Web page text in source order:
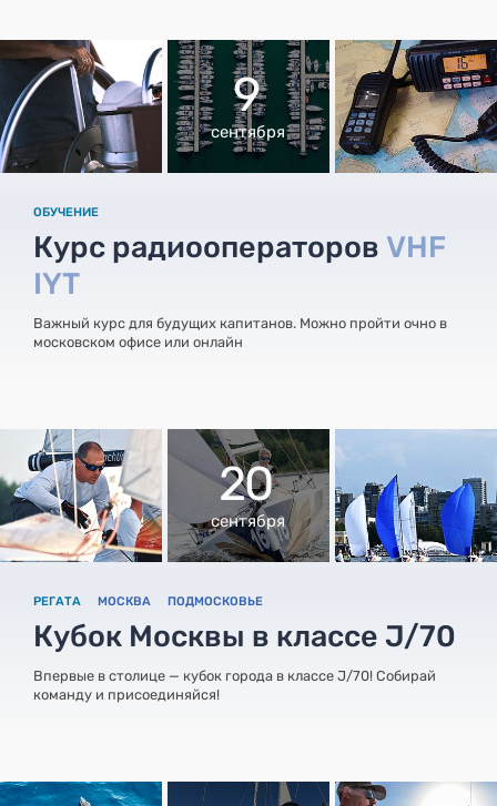
9
сентября
ОБУЧЕНИЕ
Курс радиооператоров VHF
IYT
Важный курс для будущих капитанов. Можно пройти очно в
московском офисе или онлайн
20
сентября
РЕГАТА МОСКВА ПОДМОСКОВЬЕ
Кубок Москвы в классе J/70
Впервые в столице — кубок города в классе J/70! Собирай
команду и присоединяйся!